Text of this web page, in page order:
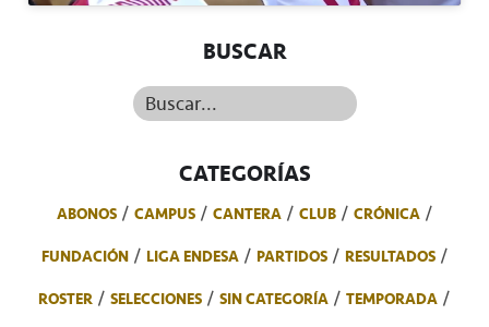
BUSCAR
Buscar...
CATEGORÍAS
ABONOS CAMPUS CANTERA CLUB
CRÓNICA
FUNDACIÓN
LIGA ENDESA PARTIDOS
RESULTADOS
ROSTER
SELECCIONES SIN CATEGORÍA
TEMPORADA